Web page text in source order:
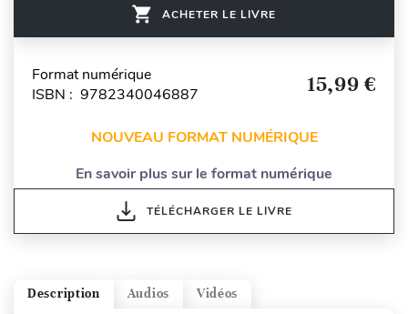
ACHETER LE LIVRE
Format numérique
ISBN : 9782340046887
15,99 €
NOUVEAU FORMAT NUMÉRIQUE
En savoir plus sur le format numérique
TÉLÉCHARGER LE LIVRE
Vidéos
Audios
Description